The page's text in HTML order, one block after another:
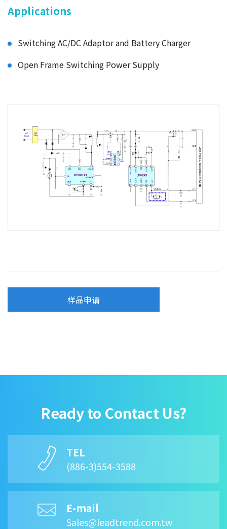
Applications
Switching AC/DC Adaptor and Battery Charger
Open Frame Switching Power Supply
样品申请
Ready to Contact Us?
TEL
(886-3)554-3588
E-mail
Sales@leadtrend.com.tw